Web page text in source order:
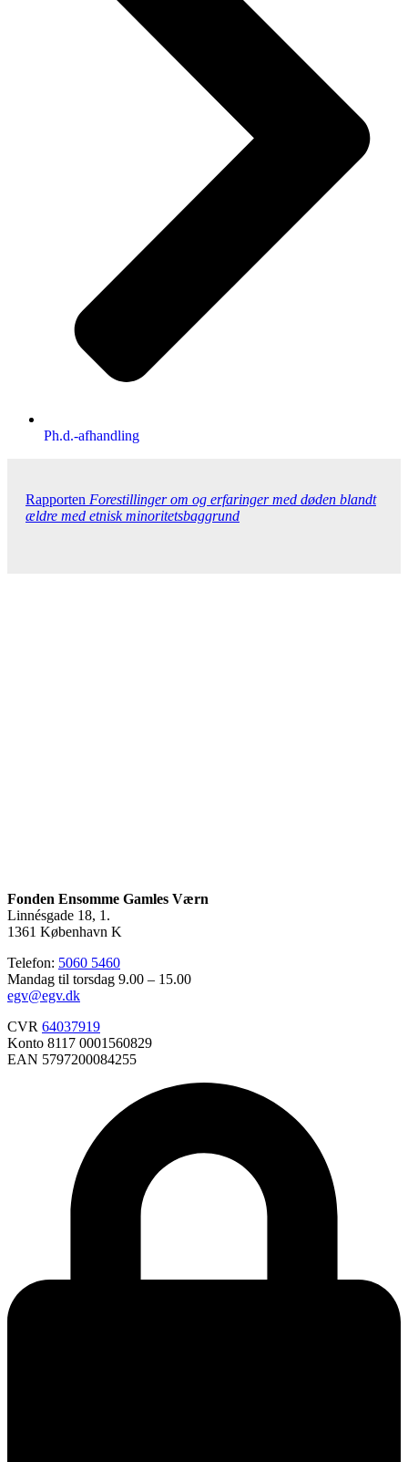
Ph.d.-afhandling
Rapporten Forestillinger om og erfaringer med døden blandt
ældre med etnisk minoritetsbaggrund
Fonden Ensomme Gamles Værn
Linnésgade 18, 1.
1361 København K
Telefon: 5060 5460
Mandag til torsdag 9.00 – 15.00
egv@egv.dk
CVR 64037919
Konto 8117 0001560829
EAN 5797200084255